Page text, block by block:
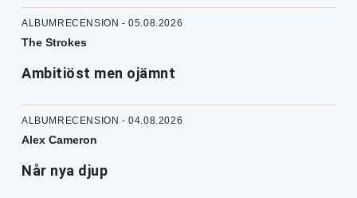
ALBUMRECENSION - 05.08.2026
The Strokes
Ambitiöst men ojämnt
ALBUMRECENSION - 04.08.2026
Alex Cameron
Når nya djup